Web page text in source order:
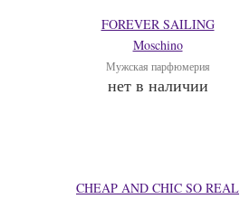
FOREVER SAILING
Moschino
Мужская парфюмерия
нет в наличии
CHEAP AND CHIC SO REAL